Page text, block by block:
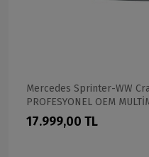
Mercedes Sprinter-WW
PROFESYONEL OEM
17.999,00 TL